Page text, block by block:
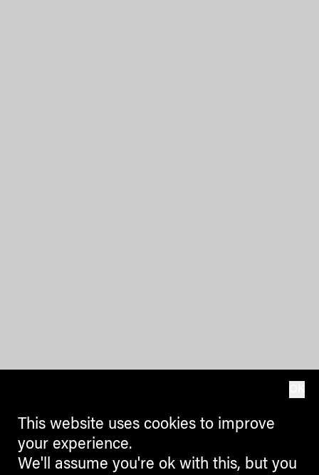
This website uses cookies to improve
your experience.
We'll assume you're ok with this, but you